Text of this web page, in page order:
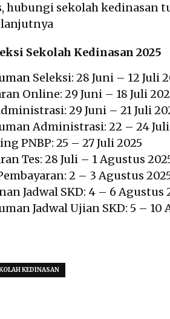
hubungi sekolah kedinasan
Sekolah Kedinasan 2025
Seleksi: 28 Juni – 12 Juli
Online: 29 Juni – 18 Juli
29 Juni – 21 Juli
Administrasi: 22 – 24 Juli
PNBP: 25 – 27 Juli 2025
Tes: 28 Juli – 1 Agustus
2 – 3 Agustus
Jadwal SKD: 4 – 6 Agustus
Jadwal Ujian SKD: 5 – 10
KEDINASAN